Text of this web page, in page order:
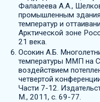
Фалалеева А.А.,
промышленным
температур и
Арктической зоне
21 века.
Осокин А.Б.
температуры ММП на
воздействием
четвертой
Части 7-12.
М., 2011, с. 69-77.